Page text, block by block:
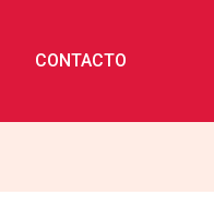
CONTACTO